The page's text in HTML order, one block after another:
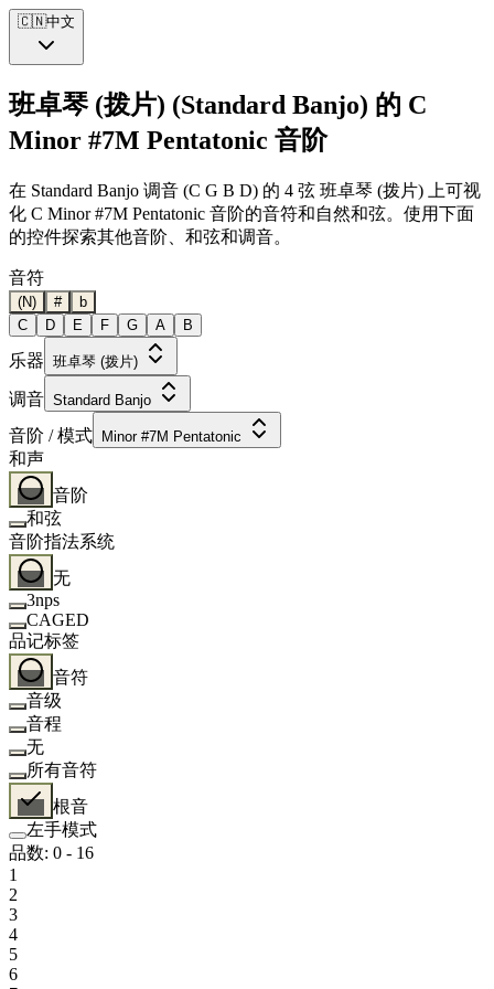
🇨🇳中文
班卓琴 (拨片) (Standard Banjo) 的 C
Minor #7M Pentatonic 音阶
在 Standard Banjo 调音 (C G B D) 的 4 弦 班卓琴 (拨片) 上可视
化 C Minor #7M Pentatonic 音阶的音符和自然和弦。使用下面
的控件探索其他音阶、和弦和调音。
音符
(N) #
b
C
D E F G A B
乐器 班卓琴 (拨片)
调音 Standard Banjo
音阶 / 模式 Minor #7M Pentatonic
和声
音阶
和弦
音阶指法系统
无
3nps
CAGED
品记标签
音符
音级
音程
无
所有音符
根音
左手模式
品数: 0 - 16
1
2
3
4
5
6